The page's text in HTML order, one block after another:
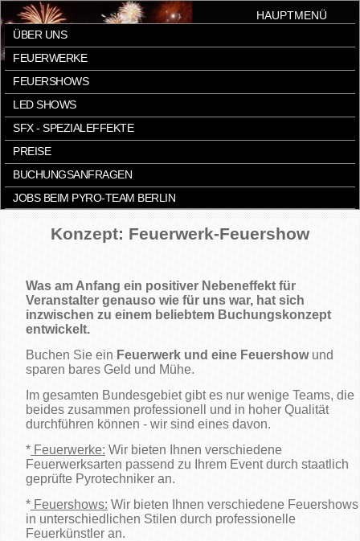
HAUPTMENÜ
ÜBER UNS
FEUERWERKE
FEUERSHOWS
LED SHOWS
SFX - SPEZIALEFFEKTE
PREISE
BUCHUNGSANFRAGEN
JOBS BEIM PYRO-TEAM BERLIN
Konzept: Feuerwerk-Feuershow
Was am Anfang ein positiver Nebeneffekt für
Veranstalter genauso wie für uns war, hat sich
inzwischen zu einem beliebtem Buchungskonzept
entwickelt.
Buchen Sie ein Feuerwerk und eine Feuershowund
sparen bares Geld und Mühe.
Im gesamten Bundesgebiet gibt es nur wenige Teams, die
beides zusammen professionell und in hoher Qualität
durchführen können - wir sind eines davon.
* Feuerwerke: Wir bieten Ihnen verschiedene
Feuerwerksarten passend zu Ihrem Event durch staatlich
geprüfte Pyrotechniker an.
* Feuershows: Wir bieten Ihnen verschiedene Feuershows
in unterschiedlichen Stilen durch professionelle
Feuerkünstler an.